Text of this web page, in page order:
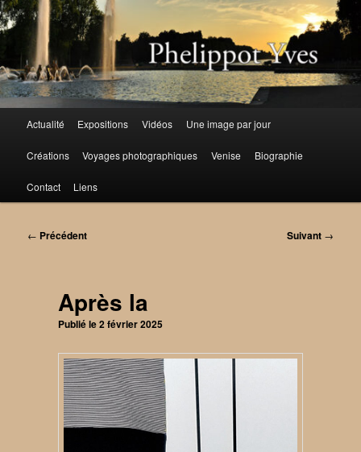
Aller
au
contenu
principal
Actualité Expositions Vidéos Une image par jour
Créations Voyages photographiques Venise Biographie
Contact Liens
Navigation
← Précédent Suivant →
Après la
Publié le2 février 2025